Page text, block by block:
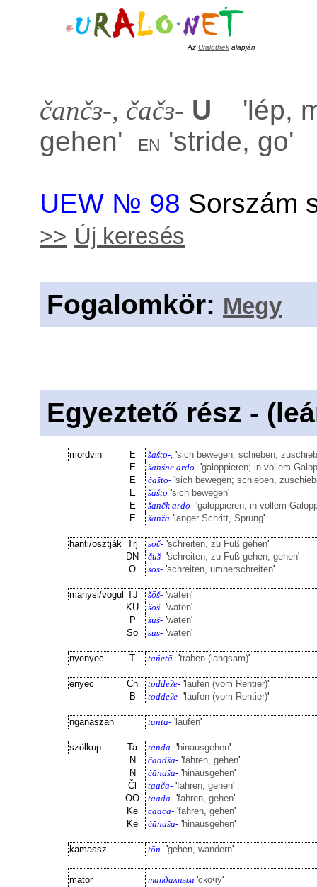
Az Uralothek alapján
čančɜ-, čačɜ- U 'lép,
gehen' en 'stride, go'
UEW № 98 Sorszám
>> Új keresés
Fogalomkör: Megy
Egyeztető rész -
mordvin E šašto-, 'sich bewegen; schieben,
E
šanšne ardo- 'galoppieren; in vollem
E
čašto- 'sich bewegen; schieben,
E
šašto 'sich bewegen'
E
šančk ardo- 'galoppieren; in vollem
E
šanža ' langer Schritt, Sprung'
hanti/osztják Trj soč- 'schreiten, zu Fuß gehen'
DN
čuš- 'schreiten, zu Fuß gehen, gehen'
O
sos- 'schreiten, umherschreiten'
manysi/vogul TJ šōš- 'waten'
KU
šoš- 'waten'
P
šuš- 'waten'
So
sūs- 'waten'
nyenyec T tańetā- 'traben (langsam)'
enyec Ch toddeʔe- ' laufen (vom Rentier)'
B
toddeʔe- ' laufen (vom Rentier)'
nganaszan tantā- ' laufen'
szölkup Ta tanda- 'hinausgehen'
N
čaadša- 'fahren, gehen'
N
čăndša- 'hinausgehen'
Čl
taača- 'fahren, gehen'
OO
taada- 'fahren, gehen'
Ke
caaca- 'fahren, gehen'
Ke
čăndša- 'hinausgehen'
kamassz tōn- 'gehen, wandern'
mator тандаʌным 'скочу'